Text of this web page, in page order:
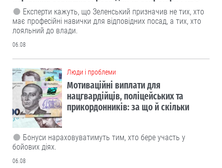
Експерти кажуть, що Зеленський призначив не тих, хто
має професійні навички для відповідних посад, а тих, хто
лояльний до влади.
06.08
Люди і проблеми
Мотиваційні виплати для
нацгвардійців, поліцейських та
прикордонників: за що й скільки
Бонуси нараховуватимуть тим, хто бере участь у
бойових діях.
06.08